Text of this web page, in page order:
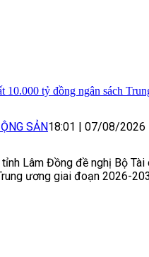
10.000 tỷ đồng ngân sách
SẢN18:01 | 07/08/2026
tỉnh Lâm Đồng đề nghị Bộ
ương giai đoạn 2026-